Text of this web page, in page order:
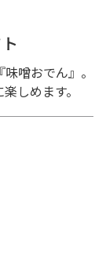
噌おでん』。
しめます。